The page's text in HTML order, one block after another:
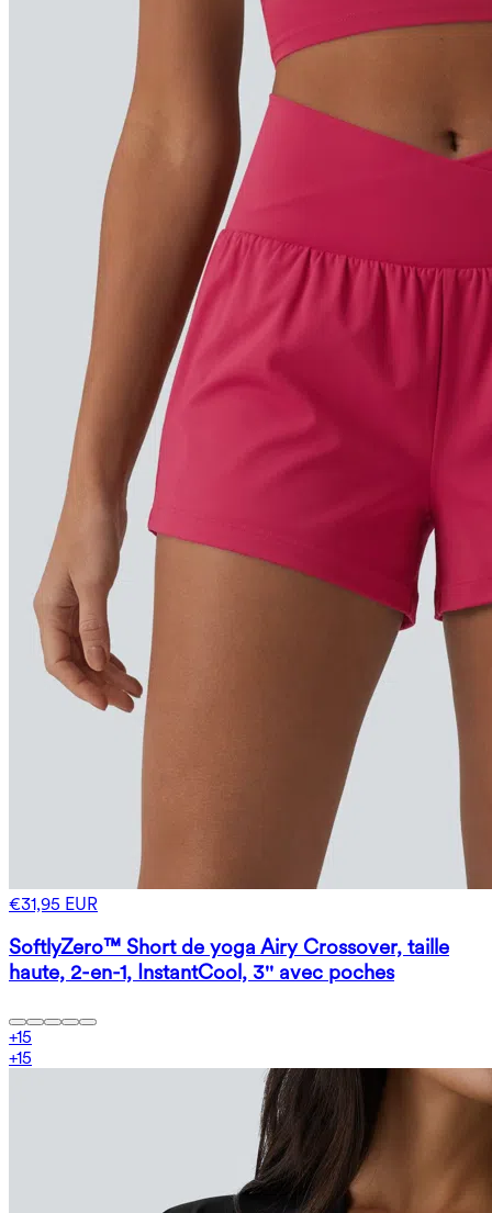
€31,95 EUR
SoftlyZero™ Short de yoga Airy Crossover, taille
haute, 2-en-1, InstantCool, 3'' avec poches
+15
+15